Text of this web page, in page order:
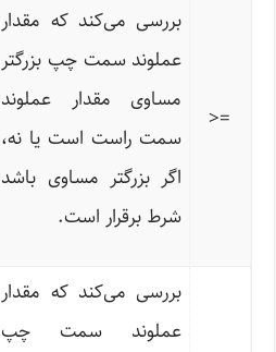
=
<
بررسی می‌کند که مقدار
عملوند سمت چپ بزرگتر
مساوی مقدار عملوند
سمت راست است یا نه،
اگر بزرگتر مساوی باشد
شرط برقرار است.
بررسی می‌کند که مقدار
عملوند سمت چپ